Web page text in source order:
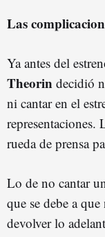
Las complica
Ya antes del
Theorin decidió
ni cantar en el
representaciones.
rueda de prensa
Lo de no cantar
que se debe a
devolver lo